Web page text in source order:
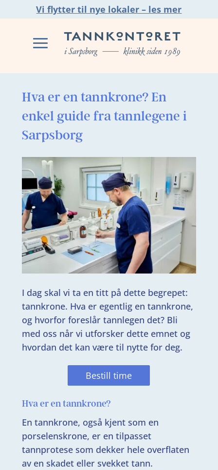
Vi flytter til nye lokaler – les mer
Hva er en tannkrone? En
enkel guide fra tannlegene i
Sarpsborg
I dag skal vi ta en titt på dette begrepet:
tannkrone. Hva er egentlig en tannkrone,
og hvorfor foreslår tannlegen det? Bli
med oss når vi utforsker dette emnet og
hvordan det kan være til nytte for deg.
Bestill time
Hva er en tannkrone?
En tannkrone, også kjent som en
porselenskrone, er en tilpasset
tannprotese som dekker hele overflaten
av en skadet eller svekket tann.